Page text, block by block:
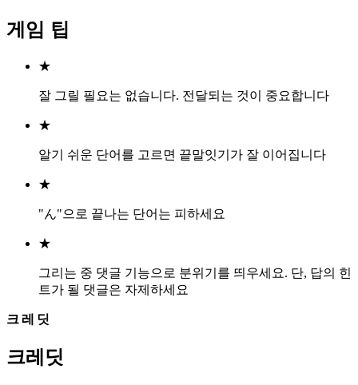
게임 팁
★
잘 그릴 필요는 없습니다. 전달되는 것이 중요합니다
★
알기 쉬운 단어를 고르면 끝말잇기가 잘 이어집니다
★
"ん"으로 끝나는 단어는 피하세요
★
그리는 중 댓글 기능으로 분위기를 띄우세요. 단, 답의 힌
트가 될 댓글은 자제하세요
크레딧
크레딧